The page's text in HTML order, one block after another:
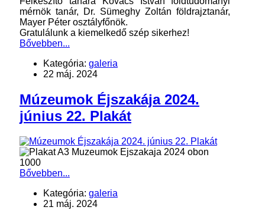
mérnök tanár, Dr. Sümeghy Zoltán földrajztanár,
Mayer Péter osztályfőnök.
Gratulálunk a kiemelkedő szép sikerhez!
Bővebben...
Kategória: galeria
22 máj. 2024
Múzeumok Éjszakája 2024.
június 22. Plakát
Bővebben...
Kategória: galeria
21 máj. 2024